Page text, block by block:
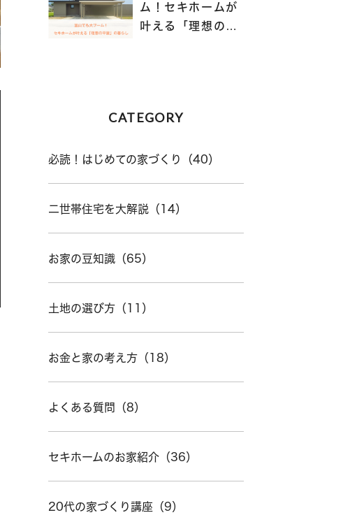
ム！セキホームが
叶える「理想の平
CATEGORY
必読！はじめての家づくり（40）
二世帯住宅を大解説（14）
お家の豆知識（65）
土地の選び方（11）
お金と家の考え方（18）
よくある質問（8）
セキホームのお家紹介（36）
20代の家づくり講座（9）